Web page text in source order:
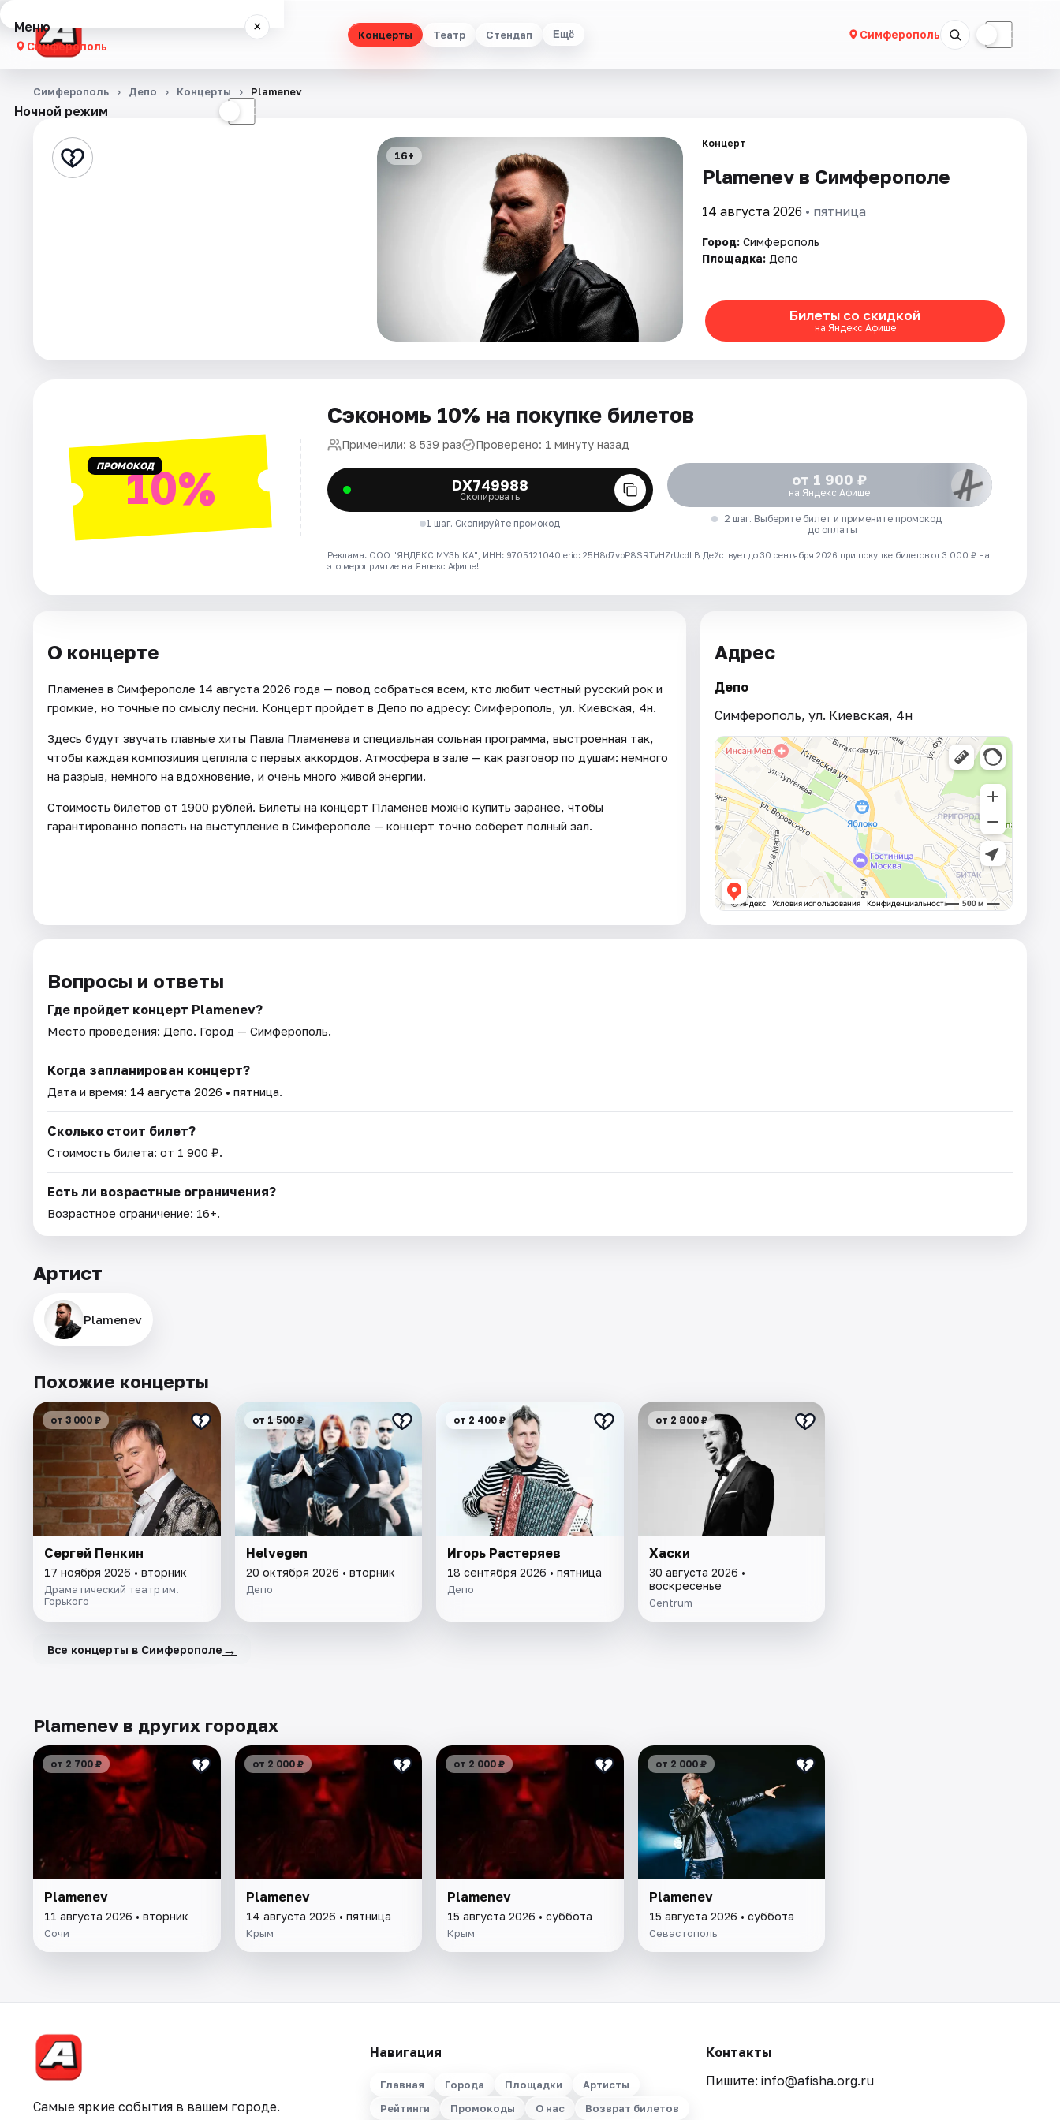
Концерты Театр Стендап Ещё Симферополь ☾
Меню ×
Симферополь
Концерты
Стендап
Рейтинги
Ночной режим ☾
Симферополь Депо Концерты Plamenev
16+
Концерт
Plamenev в Симферополе
14 августа 2026 • пятница
Город: Симферополь
Площадка: Депо
Билеты со скидкой
на Яндекс Афише
ПРОМОКОД10%
Сэкономь 10% на покупке билетов
Применили: 8 539 раз Проверено: 1 минуту назад
DX749988
Скопировать
1 шаг. Скопируйте промокод
от 1 900 ₽
на Яндекс Афише
2 шаг. Выберите билет и примените промокод
до оплаты
Реклама. ООО "ЯНДЕКС МУЗЫКА", ИНН: 9705121040 erid: 25H8d7vbP8SRTvHZrUcdLB Действует до 30 сентября 2026 при покупке билетов от 3 000 ₽ на
это мероприятие на Яндекс Афише!
О концерте
Пламенев в Симферополе 14 августа 2026 года — повод собраться всем, кто любит честный русский рок и
громкие, но точные по смыслу песни. Концерт пройдет в Депо по адресу: Симферополь, ул. Киевская, 4н.
Здесь будут звучать главные хиты Павла Пламенева и специальная сольная программа, выстроенная так,
чтобы каждая композиция цепляла с первых аккордов. Атмосфера в зале — как разговор по душам: немного
на разрыв, немного на вдохновение, и очень много живой энергии.
Стоимость билетов от 1900 рублей. Билеты на концерт Пламенев можно купить заранее, чтобы
гарантированно попасть на выступление в Симферополе — концерт точно соберет полный зал.
Адрес
Депо
Симферополь, ул. Киевская, 4н
Вопросы и ответы
Где пройдет концерт Plamenev?
Место проведения: Депо. Город — Симферополь.
Когда запланирован концерт?
Дата и время: 14 августа 2026 • пятница.
Сколько стоит билет?
Стоимость билета: от 1 900 ₽.
Есть ли возрастные ограничения?
Возрастное ограничение: 16+.
Артист
Plamenev
Похожие концерты
от 3 000 ₽
Сергей Пенкин
17 ноября 2026 • вторник
Драматический театр им.
Горького
от 1 500 ₽
Helvegen
20 октября 2026 • вторник
Депо
от 2 400 ₽
Игорь Растеряев
18 сентября 2026 • пятница
Депо
от 2 800 ₽
Хаски
30 августа 2026 •
воскресенье
Centrum
Все концерты в Симферополе →
Plamenev в других городах
от 2 700 ₽
Plamenev
11 августа 2026 • вторник
Сочи
от 2 000 ₽
Plamenev
14 августа 2026 • пятница
Крым
от 2 000 ₽
Plamenev
15 августа 2026 • суббота
Крым
от 2 000 ₽
Plamenev
15 августа 2026 • суббота
Севастополь
Самые яркие события в вашем городе.
Навигация
Главная Города Площадки
Артисты
Рейтинги
Промокоды О нас Возврат билетов
Контакты
Пишите: info@afisha.org.ru